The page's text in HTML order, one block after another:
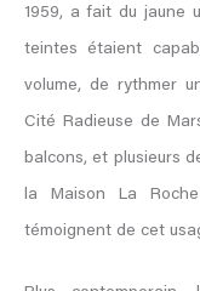
1959, a fait du jaune
teintes étaient
volume, de rythmer
Cité Radieuse de
balcons, et plusieurs
la Maison La
témoignent de cet